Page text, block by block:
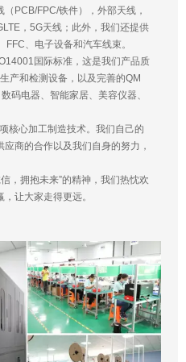
PCB/FPC/铁件），外部天线，
，5G天线；此外，我们还提供
、电子设备和汽车线束。
国际标准，这是我们产品质
产和检测设备，以及完善的QM
码电器、智能家居、美容仪器、
核心加工制造技术。我们自己的
商的合作以及我们自身的努力，
，拥抱未来”的精神，我们热忱欢
让大家走得更远。